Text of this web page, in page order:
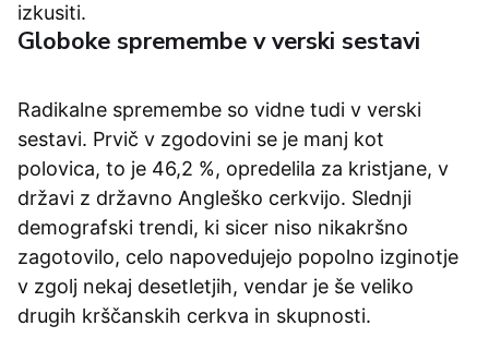
izkusiti.
Globoke spremembe v verski sestavi
Radikalne spremembe so vidne tudi v verski
sestavi. Prvič v zgodovini se je manj kot
polovica, to je 46,2 %, opredelila za kristjane, v
državi z državno Angleško cerkvijo. Slednji
demografski trendi, ki sicer niso nikakršno
zagotovilo, celo napovedujejo popolno izginotje
v zgolj nekaj desetletjih, vendar je še veliko
drugih krščanskih cerkva in skupnosti.